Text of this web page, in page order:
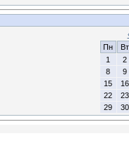
Пн
Вт
1
2
8
9
15
16
22
23
29
30